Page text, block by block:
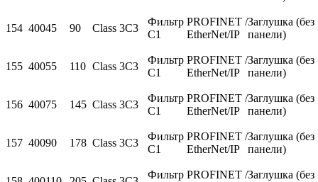
154 40045 90 Class 3C3
Фильтр
С1
PROFINET /
EtherNet/IP
Заглушка (без
панели)
155 40055 110 Class 3C3
Фильтр
С1
PROFINET /
EtherNet/IP
Заглушка (без
панели)
156 40075 145 Class 3C3
Фильтр
С1
PROFINET /
EtherNet/IP
Заглушка (без
панели)
157 40090 178 Class 3C3
Фильтр
С1
PROFINET /
EtherNet/IP
Заглушка (без
панели)
Фильтр PROFINET /Заглушка (без